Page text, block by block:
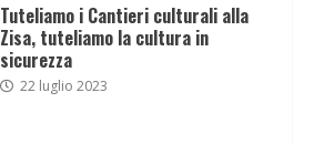
Tuteliamo i Cantieri culturali alla
Zisa, tuteliamo la cultura in
sicurezza
22 luglio 2023